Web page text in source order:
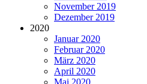
November 2019
Dezember 2019
2020
Januar 2020
Februar 2020
März 2020
April 2020
Mai 2020